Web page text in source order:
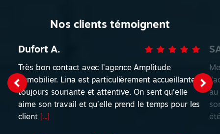
Nos clients témoignent
Dufort A.
Très bon contact avec l’agence Amplitude
Immobilier. Lina est particulièrement accueillante,
toujours souriante et attentive. On sent qu’elle
aime son travail et qu’elle prend le temps pour les
client [...]